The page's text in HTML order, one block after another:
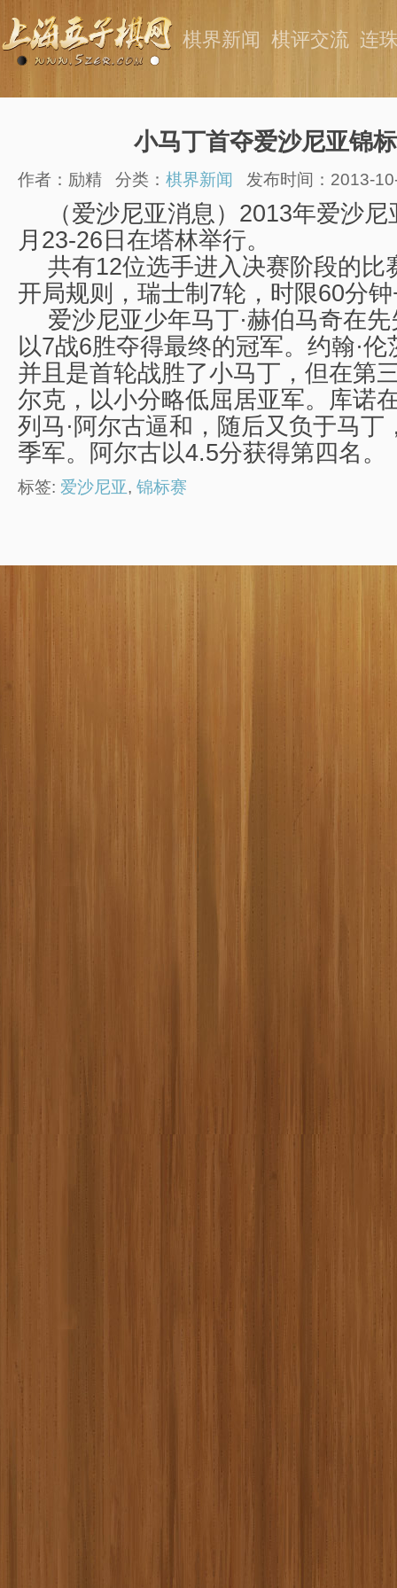
棋界新闻 棋评交流 连
小马丁首夺爱沙尼亚锦
作者：励精 分类： 棋界新闻 发布时间：2013-
（爱沙尼亚消息）2013年爱沙
月23-26日在塔林举行。
共有12位选手进入决赛阶段的比
开局规则，瑞士制7轮，时限60分
爱沙尼亚少年马丁·赫伯马奇在
以7战6胜夺得最终的冠军。约翰·
并且是首轮战胜了小马丁，但在第
尔克，以小分略低屈居亚军。库诺
列马·阿尔古逼和，随后又负于马丁
季军。阿尔古以4.5分获得第四名。
标签: 爱沙尼亚, 锦标赛